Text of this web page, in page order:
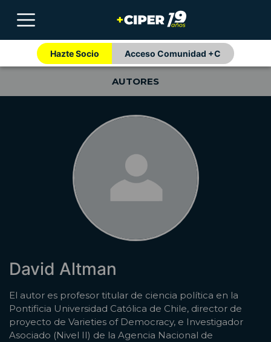
Hazte Socio Acceso Comunidad +C
AUTORES
David Altman
El autor es profesor titular de ciencia política en la
Pontificia Universidad Católica de Chile, director de
proyecto de Varieties of Democracy, e Investigador
Asociado (Nivel II) de la Agencia Nacional de